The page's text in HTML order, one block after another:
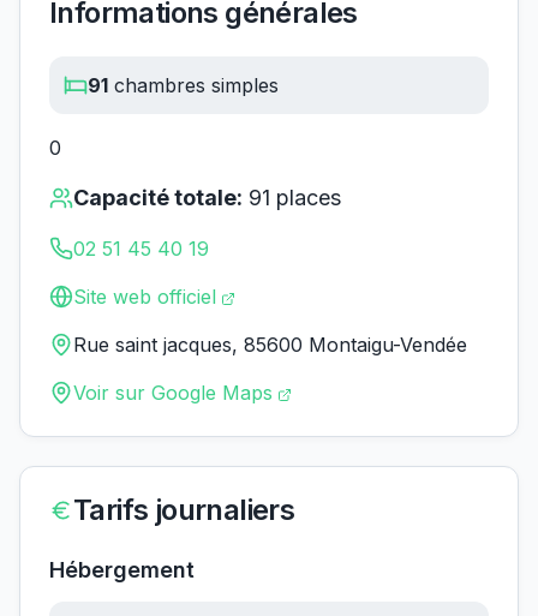
Informations générales
91 chambres simples
0
Capacité totale: 91 places
02 51 45 40 19
Site web officiel
Rue saint jacques, 85600 Montaigu-Vendée
Voir sur Google Maps
Tarifs journaliers
Hébergement